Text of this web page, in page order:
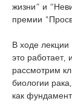
жизни” и
премии
В ходе лекции
это работает,
рассмотрим
биологии
как